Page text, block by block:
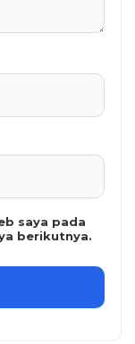
saya pada
berikutnya.